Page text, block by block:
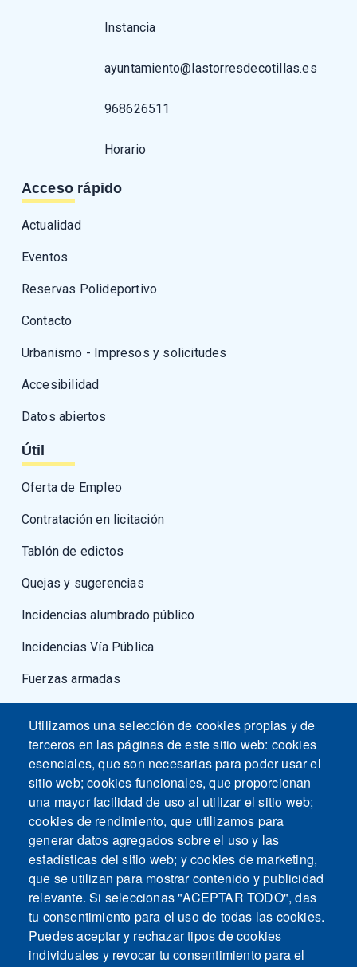
Instancia
ayuntamiento@lastorresdecotillas.es
968626511
Horario
Acceso rápido
Actualidad
Eventos
Reservas Polideportivo
Contacto
Urbanismo - Impresos y solicitudes
Accesibilidad
Datos abiertos
Útil
Oferta de Empleo
Contratación en licitación
Tablón de edictos
Quejas y sugerencias
Incidencias alumbrado público
Incidencias Vía Pública
Fuerzas armadas
Utilizamos una selección de cookies propias y de
terceros en las páginas de este sitio web: cookies
esenciales, que son necesarias para poder usar el
sitio web; cookies funcionales, que proporcionan
una mayor facilidad de uso al utilizar el sitio web;
cookies de rendimiento, que utilizamos para
generar datos agregados sobre el uso y las
estadísticas del sitio web; y cookies de marketing,
que se utilizan para mostrar contenido y publicidad
relevante. Si seleccionas "ACEPTAR TODO", das
tu consentimiento para el uso de todas las cookies.
Puedes aceptar y rechazar tipos de cookies
individuales y revocar tu consentimiento para el